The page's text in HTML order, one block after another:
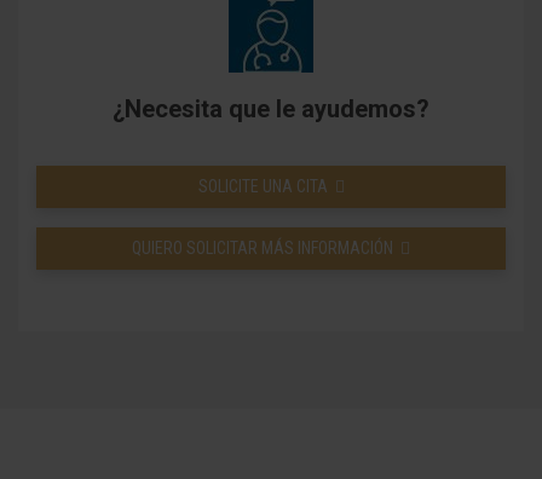
¿Necesita que le ayudemos?
SOLICITE UNA CITA
QUIERO SOLICITAR MÁS INFORMACIÓN